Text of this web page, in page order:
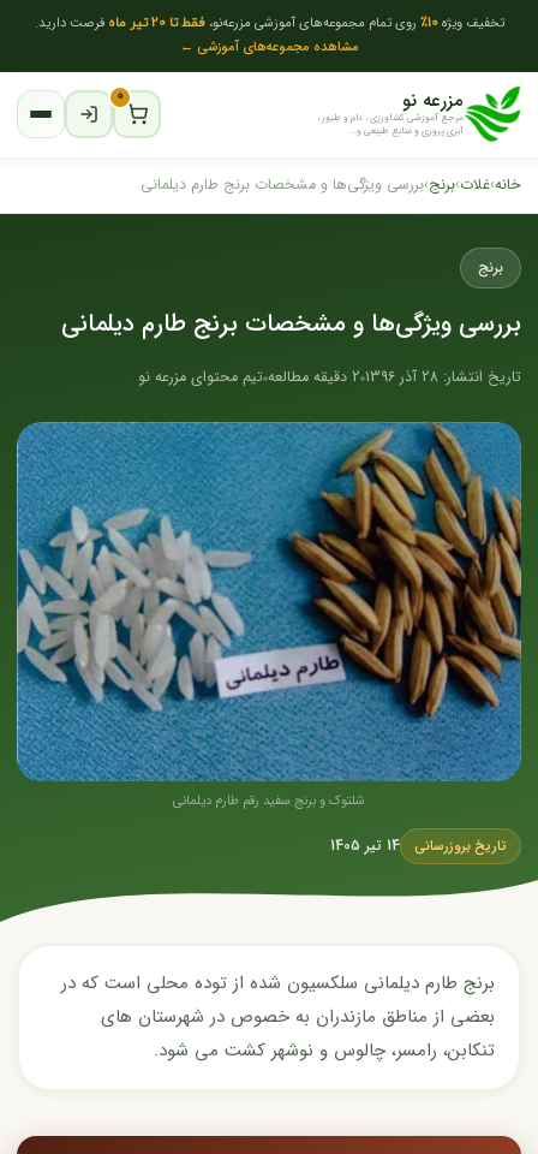
تخفیف ویژه10٪ روی تمام مجموعه‌های آموزشی مزرعه‌نو،فقط تا 20 تیر ماه
فرصت دارید.
مشاهده مجموعه‌های آموزشی ←
مزرعه نو
مرجع آموزشی کشاورزی ، دام و طیور ،
آبزی پروری و منابع طبیعی و...
۰
خانه›غلات›برنج›بررسی ویژگی‌ها و مشخصات برنج طارم دیلمانی
برنج
بررسی ویژگی‌ها و مشخصات برنج طارم دیلمانی
تاریخ انتشار: 28 آذر 1396 2 دقیقه مطالعه تیم محتوای مزرعه نو
شلتوک و برنج سفید رقم طارم دیلمانی
تاریخ بروزرسانی 14 تیر 1405
برنج طارم دیلمانی سلکسيون شده از توده محلی است که در
بعضی از مناطق مازندران به خصوص در شهرستان های
تنکابن، رامسر، چالوس و نوشهر کشت می شود.